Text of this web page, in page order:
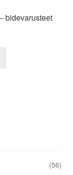
bidevarusteet
(56)